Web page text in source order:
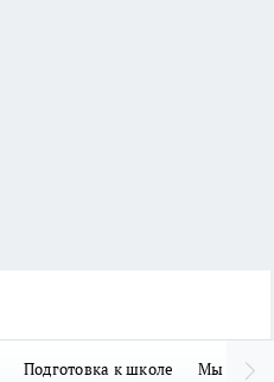
Подготовка к школе Мы в MAX